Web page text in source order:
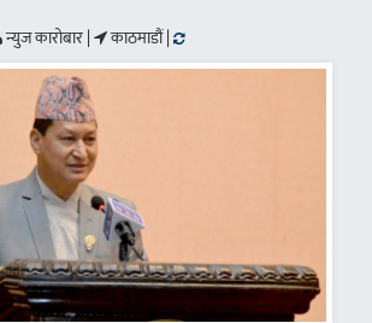
न्युज कारोबार | काठमाडौं |